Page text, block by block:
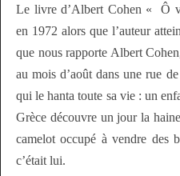
Le livre d’Albert Cohen « Ô
en 1972 alors que l’auteur
que nous rapporte Albert
au mois d’août dans une rue
qui le hanta toute sa vie : un
Grèce découvre un jour la
camelot occupé à vendre des
c’était lui.